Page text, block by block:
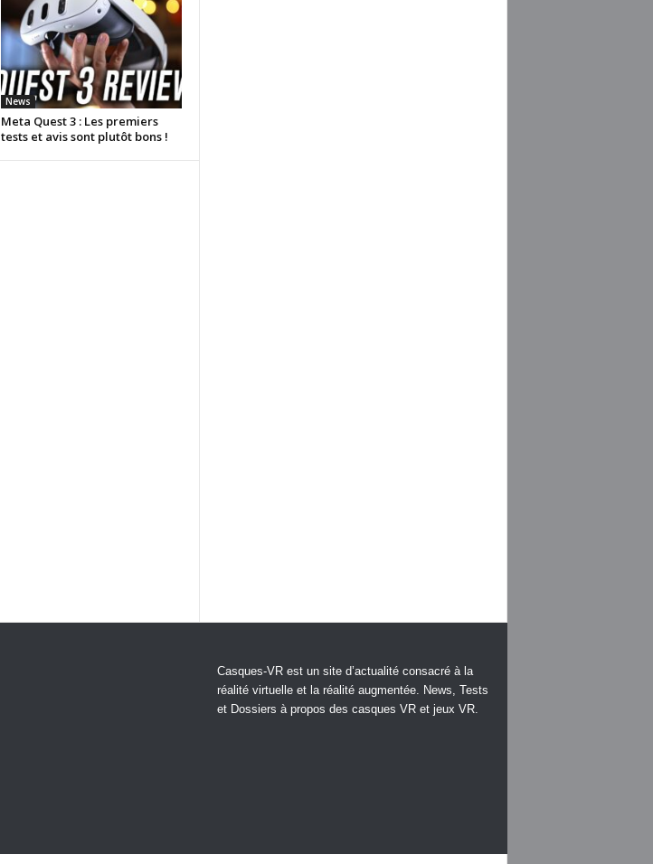
News
Meta Quest 3 : Les premiers
tests et avis sont plutôt bons !
Casques-VR est un site d’actualité consacré à la
réalité virtuelle et la réalité augmentée. News, Tests
et Dossiers à propos des casques VR et jeux VR.